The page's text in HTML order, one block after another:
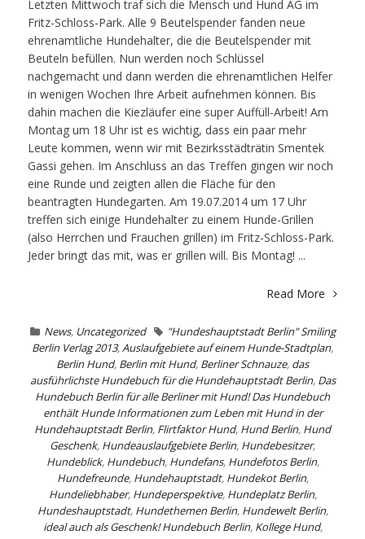
Letzten Mittwoch traf sich die Mensch und Hund AG im
Fritz-Schloss-Park. Alle 9 Beutelspender fanden neue
ehrenamtliche Hundehalter, die die Beutelspender mit
Beuteln befüllen. Nun werden noch Schlüssel
nachgemacht und dann werden die ehrenamtlichen Helfer
in wenigen Wochen Ihre Arbeit aufnehmen können. Bis
dahin machen die Kiezläufer eine super Auffüll-Arbeit! Am
Montag um 18 Uhr ist es wichtig, dass ein paar mehr
Leute kommen, wenn wir mit Bezirksstädträtin Smentek
Gassi gehen. Im Anschluss an das Treffen gingen wir noch
eine Runde und zeigten allen die Fläche für den
beantragten Hundegarten. Am 19.07.2014 um 17 Uhr
treffen sich einige Hundehalter zu einem Hunde-Grillen
(also Herrchen und Frauchen grillen) im Fritz-Schloss-Park.
Jeder bringt das mit, was er grillen will. Bis Montag! ...
Read More
News, Uncategorized
"Hundeshauptstadt Berlin" Smiling
Berlin Verlag 2013,Auslaufgebiete auf einem Hunde-Stadtplan,
Berlin Hund, Berlin mit Hund, Berliner Schnauze, das
ausführlichste Hundebuch für die Hundehauptstadt Berlin, Das
Hundebuch Berlin für alle Berliner mit Hund! Das Hundebuch
enthält Hunde Informationen zum Leben mit Hund in der
Hundehauptstadt Berlin, Flirtfaktor Hund, Hund Berlin, Hund
Geschenk, Hundeauslaufgebiete Berlin, Hundebesitzer,
Hundeblick, Hundebuch, Hundefans, Hundefotos Berlin,
Hundefreunde, Hundehauptstadt, Hundekot Berlin,
Hundeliebhaber, Hundeperspektive, Hundeplatz Berlin,
Hundeshauptstadt, Hundethemen Berlin, Hundewelt Berlin,
ideal auch als Geschenk! Hundebuch Berlin, Kollege Hund,